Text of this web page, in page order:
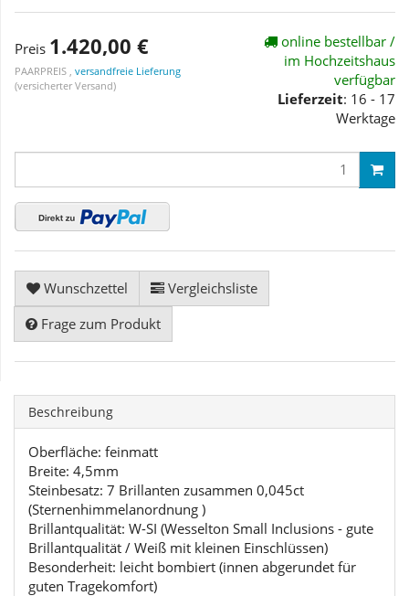
Preis 1.420,00 €
PAARPREIS , versandfreie Lieferung
(versicherter Versand)
online bestellbar /
im Hochzeitshaus
verfügbar
Lieferzeit: 16 - 17
Werktage
Wunschzettel
Vergleichsliste
Frage zum Produkt
Beschreibung
Oberfläche: feinmatt
Breite: 4,5mm
Steinbesatz: 7 Brillanten zusammen 0,045ct
(Sternenhimmelanordnung )
Brillantqualität: W-SI (Wesselton Small Inclusions - gute
Brillantqualität / Weiß mit kleinen Einschlüssen)
Besonderheit: leicht bombiert (innen abgerundet für
guten Tragekomfort)